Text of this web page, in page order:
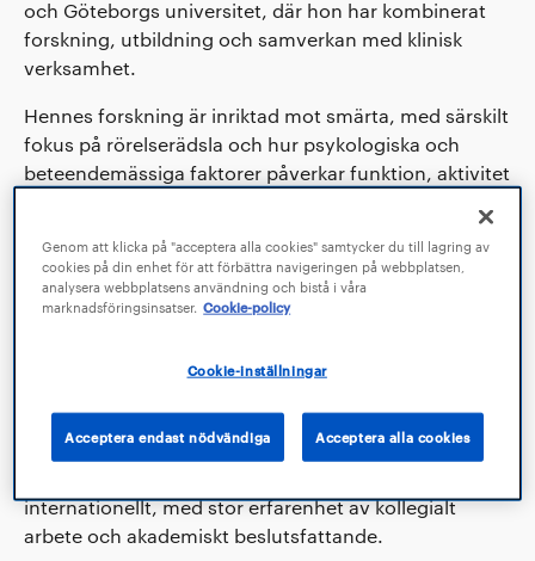
och Göteborgs universitet, där hon har kombinerat
forskning, utbildning och samverkan med klinisk
verksamhet.
Hennes forskning är inriktad mot smärta, med särskilt
fokus på rörelserädsla och hur psykologiska och
beteendemässiga faktorer påverkar funktion, aktivitet
fokus på hur personcentrering kan utvecklas och
implementeras i utbildning och hälso- och sjukvård.
ledarskap. Hon har byggt upp och lett
verksamhet, arbetsmiljö och ekonomi, samt utvecklat
utbildning på alla nivåer. Hon är en van
internationellt, med stor erfarenhet av kollegialt
arbete och akademiskt beslutsfattande.
Genom att klicka på "acceptera alla cookies" samtycker du till lagring av
cookies på din enhet för att förbättra navigeringen på webbplatsen,
analysera webbplatsens användning och bistå i våra
marknadsföringsinsatser. Cookie-policy
Cookie-inställningar
Acceptera endast nödvändiga Acceptera alla cookies